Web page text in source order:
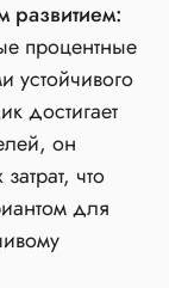
развитием:
процентные
устойчивого
достигает
он
что
для